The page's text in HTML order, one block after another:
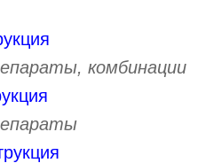
комбинации